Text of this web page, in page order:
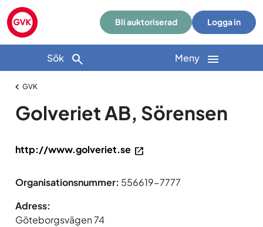
Bli auktoriserad Logga in
Sök Meny
GVK
Golveriet AB, Sörensen
http://www.golveriet.se
Organisationsnummer: 556619-7777
Adress:
Göteborgsvägen 74